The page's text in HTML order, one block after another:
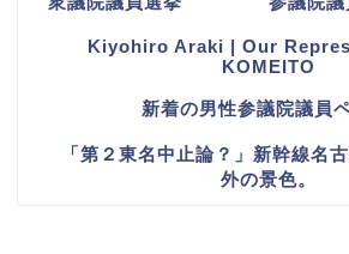
Kiyohiro Araki | Our
KOMEITO
新着の男性参議院議員
「第２東名中止論？」新幹線名
外の景色。